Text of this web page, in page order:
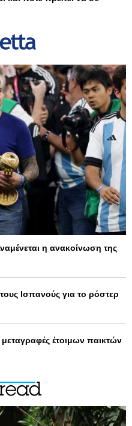
η ανακοίνωση της
Ισπανούς για το ρόστερ
έτοιμων παικτών